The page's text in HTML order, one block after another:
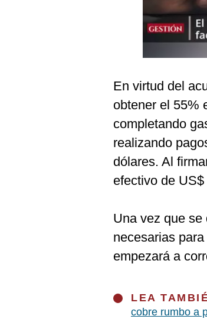
En virtud del
obtener el 55%
completando
realizando
dólares. Al
efectivo de
Una vez que
necesarias
empezará a
LEA
cobre rumbo a